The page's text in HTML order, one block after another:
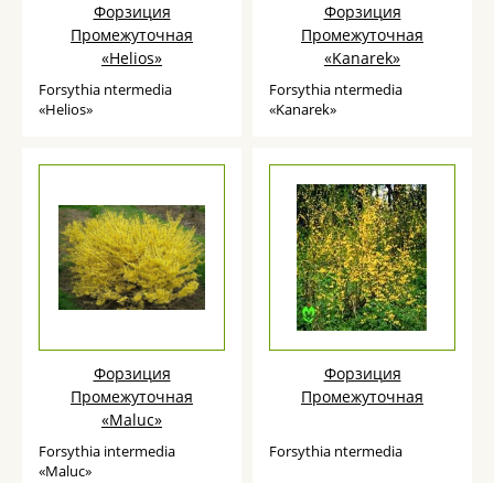
Форзиция
Промежуточная
«Helios»
Forsythia ntermedia
«Helios»
Форзиция
Промежуточная
«Kanarek»
Forsythia ntermedia
«Kanarek»
Форзиция
Промежуточная
«Maluс»
Forsythia intermedia
«Maluс»
Форзиция
Промежуточная
Forsythia ntermedia